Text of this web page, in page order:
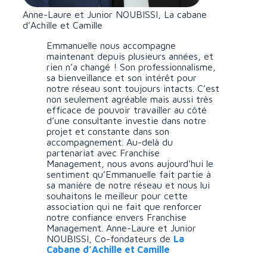
Anne-Laure et Junior NOUBISSI, La cabane
d’Achille et Camille
Emmanuelle nous accompagne
maintenant depuis plusieurs années, et
rien n’a changé ! Son professionnalisme,
sa bienveillance et son intérêt pour
notre réseau sont toujours intacts. C’est
non seulement agréable mais aussi très
efficace de pouvoir travailler au côté
d’une consultante investie dans notre
projet et constante dans son
accompagnement. Au-delà du
partenariat avec Franchise
Management, nous avons aujourd’hui le
sentiment qu’Emmanuelle fait partie à
sa manière de notre réseau et nous lui
souhaitons le meilleur pour cette
association qui ne fait que renforcer
notre confiance envers Franchise
Management. Anne-Laure et Junior
NOUBISSI, Co-fondateurs de La
Cabane d’Achille et Camille